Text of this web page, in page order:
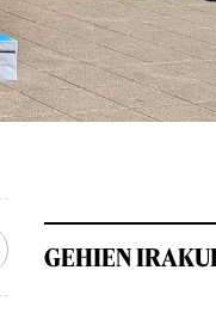
GEHIEN